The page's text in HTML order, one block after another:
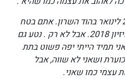
נטע נולדה בשנת 1993 22 לינואר בהוד השרון. אתם בטח
מכירים אותה כזוכת הארוויזיון 2018. אבל לא רק . נטע גם
תמיד הייתי יפה פשוט בתת
ושאני לא שווה, אבל
עצמי כמו שאני.